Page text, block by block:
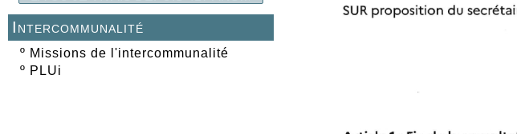
Intercommunalité
º Missions de l'intercommunalité
º PLUi